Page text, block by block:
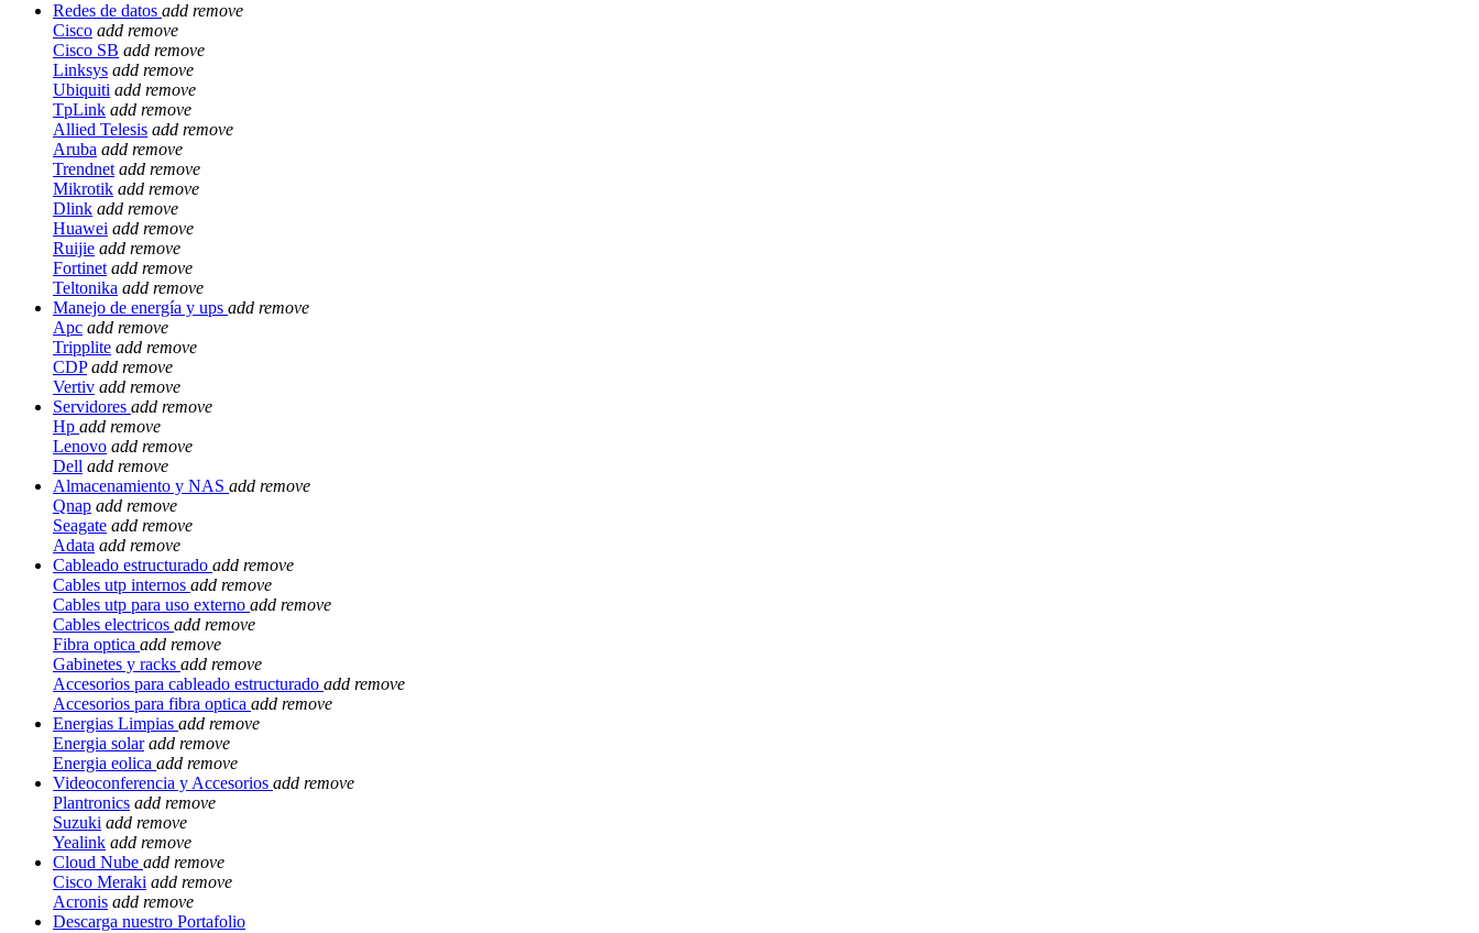
Redes de datos add remove
Cisco add remove
Cisco SB add remove
Linksys add remove
Ubiquiti add remove
TpLink add remove
Allied Telesis add remove
Aruba add remove
Trendnet add remove
Mikrotik add remove
Dlink add remove
Huawei add remove
Ruijie add remove
Fortinet add remove
Teltonika add remove
Manejo de energía y ups add remove
Apc add remove
Tripplite add remove
CDP add remove
Vertiv add remove
Servidores add remove
Hp add remove
Lenovo add remove
Dell add remove
Almacenamiento y NAS add remove
Qnap add remove
Seagate add remove
Adata add remove
Cableado estructurado add remove
Cables utp internos add remove
Cables utp para uso externo add remove
Cables electricos add remove
Fibra optica add remove
Gabinetes y racks add remove
Accesorios para cableado estructurado add remove
Accesorios para fibra optica add remove
Energias Limpias add remove
Energia solar add remove
Energia eolica add remove
Videoconferencia y Accesorios add remove
Plantronics add remove
Suzuki add remove
Yealink add remove
Cloud Nube add remove
Cisco Meraki add remove
Acronis add remove
Descarga nuestro Portafolio